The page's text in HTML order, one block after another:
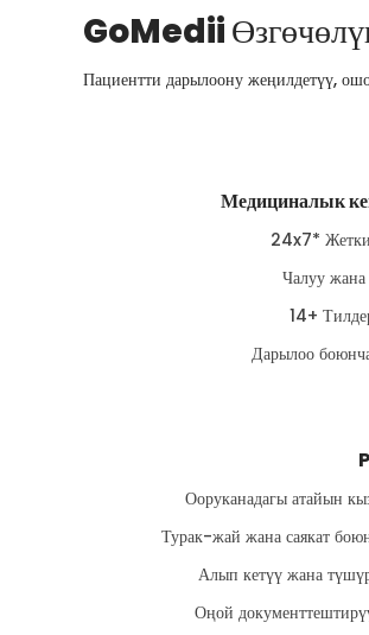
GoMedii
Пациентти дарылоону жеңилдетүү,
Медициналык
24x7*
Чалуу жана
14+
Дарылоо
Ооруканадагы атайын
Турак-жай жана саякат
Алып кетүү жана
Оңой